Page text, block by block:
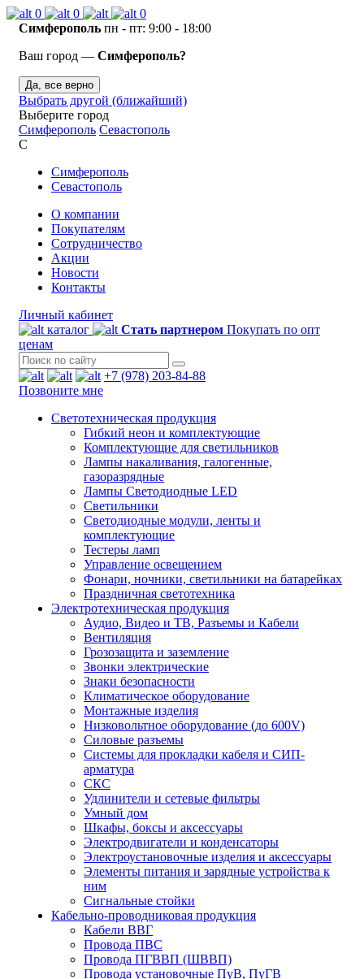
0 0
0
Симферополь пн - пт: 9:00 - 18:00
Ваш город — Симферополь?
Да, все верно
Выбрать другой (ближайший)
Выберите город
Симферополь Севастополь
С
Симферополь
Севастополь
О компании
Покупателям
Сотрудничество
Акции
Новости
Контакты
Личный кабинет
каталог
Стать партнером Покупать по опт
ценам
+7 (978) 203-84-88
Позвоните мне
Светотехническая продукция
Гибкий неон и комплектующие
Комплектующие для светильников
Лампы накаливания, галогенные,
газоразрядные
Лампы Светодиодные LED
Светильники
Светодиодные модули, ленты и
комплектующие
Тестеры ламп
Управление освещением
Фонари, ночники, светильники на батарейках
Праздничная светотехника
Электротехническая продукция
Аудио, Видео и ТВ, Разъемы и Кабели
Вентиляция
Грозозащита и заземление
Звонки электрические
Знаки безопасности
Климатическое оборудование
Монтажные изделия
Низковольтное оборудование (до 600V)
Силовые разъемы
Системы для прокладки кабеля и СИП-
арматура
СКС
Удлинители и сетевые фильтры
Умный дом
Шкафы, боксы и аксессуары
Электродвигатели и конденсаторы
Электроустановочные изделия и аксессуары
Элементы питания и зарядные устройства к
ним
Сигнальные стойки
Кабельно-проводниковая продукция
Кабели ВВГ
Провода ПВС
Провода ПГВВП (ШВВП)
Провода установочные ПуВ, ПуГВ